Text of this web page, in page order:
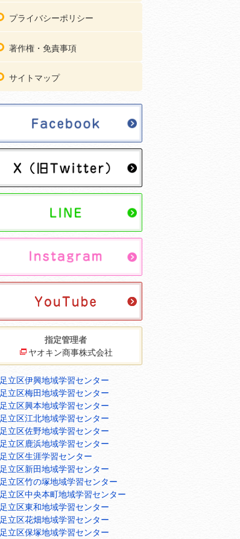
プライバシーポリシー
著作権・免責事項
サイトマップ
指定管理者
ヤオキン商事株式会社
足立区伊興地域学習センター
足立区梅田地域学習センター
足立区興本地域学習センター
足立区江北地域学習センター
足立区佐野地域学習センター
足立区鹿浜地域学習センター
足立区生涯学習センター
足立区新田地域学習センター
足立区竹の塚地域学習センター
足立区中央本町地域学習センター
足立区東和地域学習センター
足立区花畑地域学習センター
足立区保塚地域学習センター